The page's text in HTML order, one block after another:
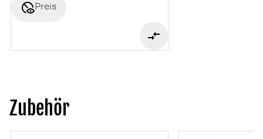
disabled_visiblePreis
Zubehör